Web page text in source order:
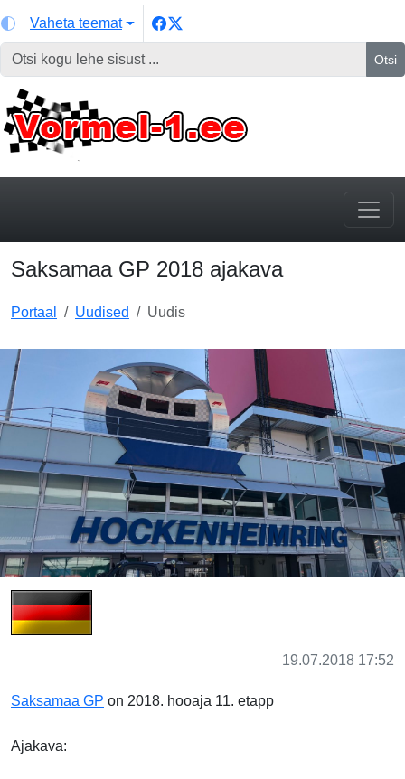
Vaheta teemat
Otsi
Saksamaa GP 2018 ajakava
Portaal Uudised Uudis
19.07.2018 17:52
Saksamaa GP on 2018. hooaja 11. etapp
Ajakava: